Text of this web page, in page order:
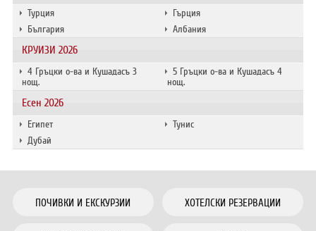
Турция
Гърция
България
Албания
КРУИЗИ 2026
4 Гръцки о-ва и Кушадасъ 3
нощ.
5 Гръцки о-ва и Кушадасъ 4
нощ.
Есен 2026
Египет
Тунис
Дубай
ПОЧИВКИ И ЕКСКУРЗИИ ХОТЕЛСКИ РЕЗЕРВАЦИИ